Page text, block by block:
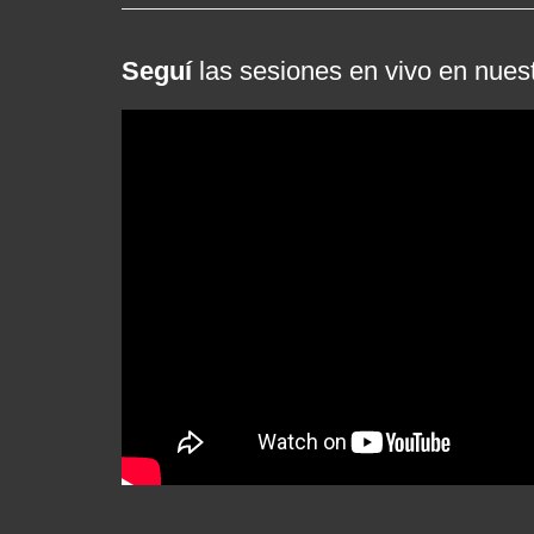
Seguílas sesiones en vivo en